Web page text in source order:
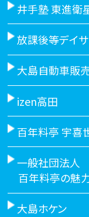
井手塾 東進衛
放課後等デイ
大島自動車販
izen高田
百年料亭 宇喜
一般社団法人
百年料亭の魅
大島ホケン